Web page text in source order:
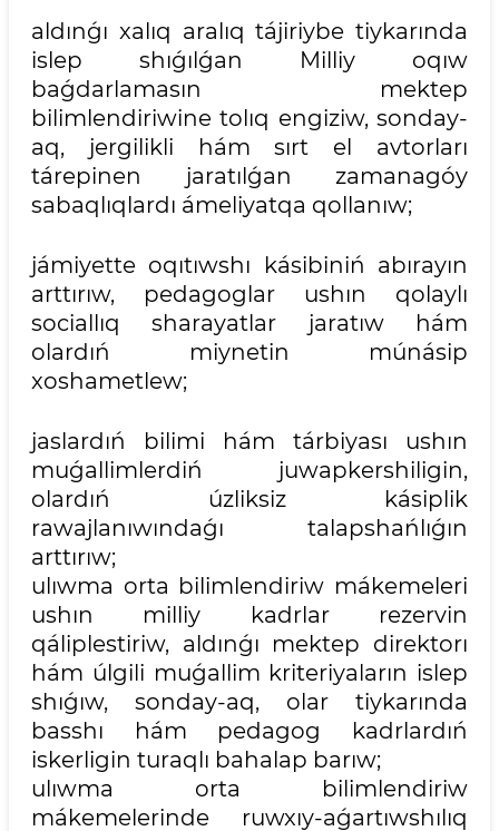
aldınǵı xalıq aralıq tájiriybe tiykarında
islep shıǵılǵan Milliy oqıw
baǵdarlamasın mektep
bilimlendiriwine tolıq engiziw, sonday-
aq, jergilikli hám sırt el avtorları
tárepinen jaratılǵan zamanagóy
sabaqlıqlardı ámeliyatqa qollanıw;
jámiyette oqıtıwshı kásibiniń abırayın
arttırıw, pedagoglar ushın qolaylı
sociallıq sharayatlar jaratıw hám
olardıń miynetin múnásip
xoshametlew;
jaslardıń bilimi hám tárbiyası ushın
muǵallimlerdiń juwapkershiligin,
olardıń úzliksiz kásiplik
rawajlanıwındaǵı talapshańlıǵın
arttırıw;
ulıwma orta bilimlendiriw mákemeleri
ushın milliy kadrlar rezervin
qáliplestiriw, aldınǵı mektep direktorı
hám úlgili muǵallim kriteriyaların islep
shıǵıw, sonday-aq, olar tiykarında
basshı hám pedagog kadrlardıń
iskerligin turaqlı bahalap barıw;
ulıwma orta bilimlendiriw
mákemelerinde ruwxıy-aǵartıwshılıq